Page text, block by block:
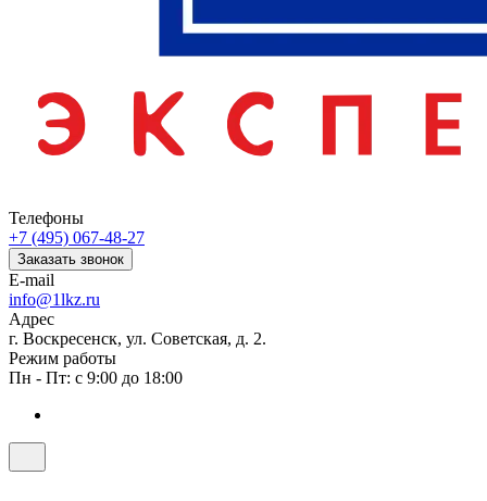
Телефоны
+7 (495) 067-48-27
Заказать звонок
E-mail
info@1lkz.ru
Адрес
г. Воскресенск, ул. Советская, д. 2.
Режим работы
Пн - Пт: с 9:00 до 18:00